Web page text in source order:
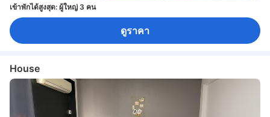
เข้าพักได้สูงสุด: ผู้ใหญ่ 3 คน
ดูราคา
House